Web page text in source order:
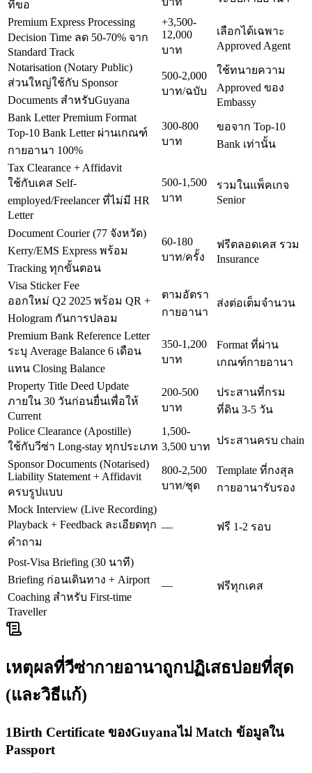
ที่ขอ
Premium Express Processing
Decision Time ลด 50-70% จาก
Standard Track
+3,500-
12,000
บาท
เลือกได้เฉพาะ
Approved Agent
Notarisation (Notary Public)
ส่วนใหญ่ใช้กับ Sponsor
Documents สำหรับGuyana
500-2,000
บาท/ฉบับ
ใช้ทนายความ
Approved ของ
Embassy
Bank Letter Premium Format
Top-10 Bank Letter ผ่านเกณฑ์
กายอานา 100%
300-800
บาท
ขอจาก Top-10
Bank เท่านั้น
Tax Clearance + Affidavit
ใช้กับเคส Self-
employed/Freelancer ที่ไม่มี HR
Letter
500-1,500
บาท
รวมในแพ็คเกจ
Senior
Document Courier (77 จังหวัด)
Kerry/EMS Express พร้อม
Tracking ทุกขั้นตอน
60-180
บาท/ครั้ง
ฟรีตลอดเคส รวม
Insurance
Visa Sticker Fee
ออกใหม่ Q2 2025 พร้อม QR +
Hologram กันการปลอม
ตามอัตรา
กายอานา
ส่งต่อเต็มจำนวน
Premium Bank Reference Letter
ระบุ Average Balance 6 เดือน
แทน Closing Balance
350-1,200
บาท
Format ที่ผ่าน
เกณฑ์กายอานา
Property Title Deed Update
ภายใน 30 วันก่อนยื่นเพื่อให้
Current
200-500
บาท
ประสานที่กรม
ที่ดิน 3-5 วัน
Police Clearance (Apostille)
ใช้กับวีซ่า Long-stay ทุกประเภท
1,500-
3,500 บาท
ประสานครบ chain
Sponsor Documents (Notarised)
Liability Statement + Affidavit
ครบรูปแบบ
800-2,500
บาท/ชุด
Template ที่กงสุล
กายอานารับรอง
Mock Interview (Live Recording)
Playback + Feedback ละเอียดทุก
คำถาม
— ฟรี 1-2 รอบ
Post-Visa Briefing (30 นาที)
Briefing ก่อนเดินทาง + Airport
Coaching สำหรับ First-time
Traveller
— ฟรีทุกเคส
เหตุผลที่วีซ่ากายอานาถูกปฏิเสธบ่อยที่สุด
(และวิธีแก้)
1Birth Certificate ของGuyanaไม่ Match ข้อมูลใน
Passport